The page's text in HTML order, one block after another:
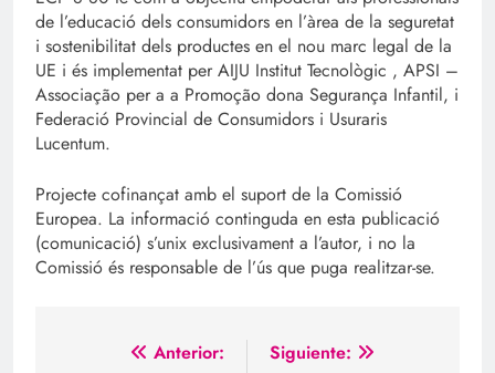
de l’educació dels consumidors en l’àrea de la seguretat
i sostenibilitat dels productes en el nou marc legal de la
UE i és implementat per AIJU Institut Tecnològic , APSI –
Associação per a a Promoção dona Segurança Infantil, i
Federació Provincial de Consumidors i Usuraris
Lucentum.
Projecte cofinançat amb el suport de la Comissió
Europea. La informació continguda en esta publicació
(comunicació) s’unix exclusivament a l’autor, i no la
Comissió és responsable de l’ús que puga realitzar-se.
Navegación
Anterior:
Siguiente: